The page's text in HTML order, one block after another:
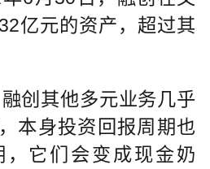
亿元的资产，超过其
创其他多元业务几乎
本身投资回报周期也
它们会变成现金奶